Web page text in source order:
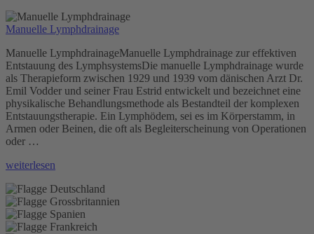
Manuelle Lymphdrainage
Manuelle LymphdrainageManuelle Lymphdrainage zur effektiven
Entstauung des LymphsystemsDie manuelle Lymphdrainage wurde
als Therapieform zwischen 1929 und 1939 vom dänischen Arzt Dr.
Emil Vodder und seiner Frau Estrid entwickelt und bezeichnet eine
physikalische Behandlungsmethode als Bestandteil der komplexen
Entstauungstherapie. Ein Lymphödem, sei es im Körperstamm, in
Armen oder Beinen, die oft als Begleiterscheinung von Operationen
oder …
„Manuelle
weiterlesen